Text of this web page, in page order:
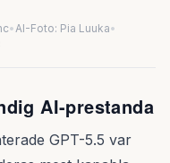
•AI-Foto: Pia Luuka•
AI-prestanda
GPT-5.5 var